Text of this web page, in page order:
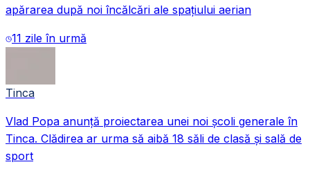
apărarea după noi încălcări ale spațiului aerian
11 zile în urmă
Tinca
Vlad Popa anunță proiectarea unei noi școli generale în
Tinca. Clădirea ar urma să aibă 18 săli de clasă și sală de
sport